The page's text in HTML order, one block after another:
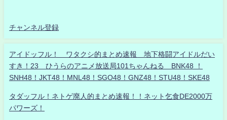
チャンネル登録
アイドッフル！ ワタクシ的まとめ速報 地下格闘アイドルだい
すき！23 ひうらのアニメ放送局101ちゃんねる BNK48 ！
SNH48！JKT48！MNL48！SGO48！GNZ48！STU48！SKE48
タダッフル！ネトゲ廃人的まとめ速報！！ネット乞食DE2000万
パワーズ！